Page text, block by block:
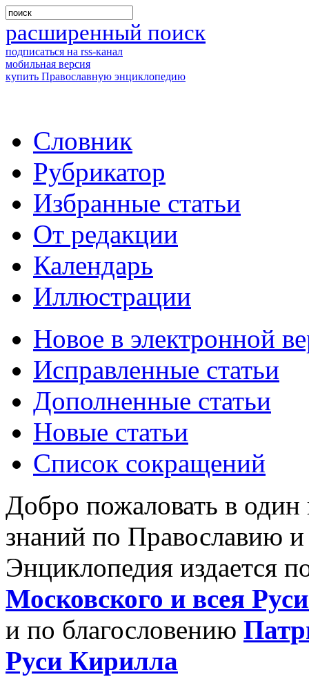
расширенный поиск
подписаться на rss-канал
мобильная версия
купить Православную энциклопедию
Словник
Рубрикатор
Избранные статьи
От редакции
Календарь
Иллюстрации
Новое в электронной
Исправленные статьи
Дополненные статьи
Новые статьи
Список сокращений
Добро пожаловать в
знаний по Православию
Энциклопедия издается
Московского и всея
и по благословению
Руси Кирилла